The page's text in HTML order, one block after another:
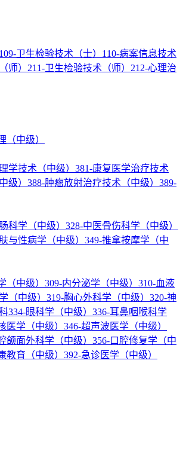
109-卫生检验技术（士） 110-病案信息技术
师） 211-卫生检验技术（师） 212-心理治
（中级）
学技术（中级） 381-康复医学治疗技术
级） 388-肿瘤放射治疗技术（中级） 389-
科学（中级） 328-中医骨伤科学（中级）
与性病学（中级） 349-推拿按摩学（中
（中级） 309-内分泌学（中级） 310-血液
（中级） 319-胸心外科学（中级） 320-神
334-眼科学（中级） 336-耳鼻咽喉科学
医学（中级） 346-超声波医学（中级）
颌面外科学（中级） 356-口腔修复学（中
教育（中级） 392-急诊医学（中级）